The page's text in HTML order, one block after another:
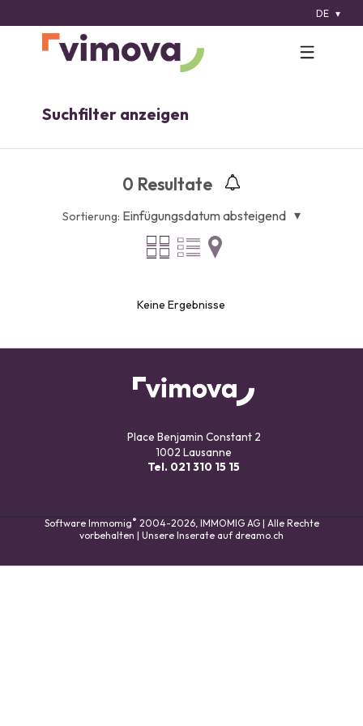
DE
Suchfilter anzeigen
0 Resultate
Sortierung: Einfügungsdatum absteigend
Keine Ergebnisse
Place Benjamin Constant 2
1002 Lausanne
Tel. 021 310 15 15
Software Immomig® 2004-2026, IMMOMIG AG | Alle Rechte
vorbehalten | Unsere Inserate auf dreamo.ch